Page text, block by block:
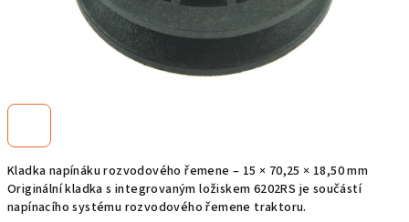
Kladka napínáku rozvodového řemene – 15 × 70,25 × 18,50 mm
Originální kladka s integrovaným ložiskem 6202RS je součástí
napínacího systému rozvodového řemene traktoru.